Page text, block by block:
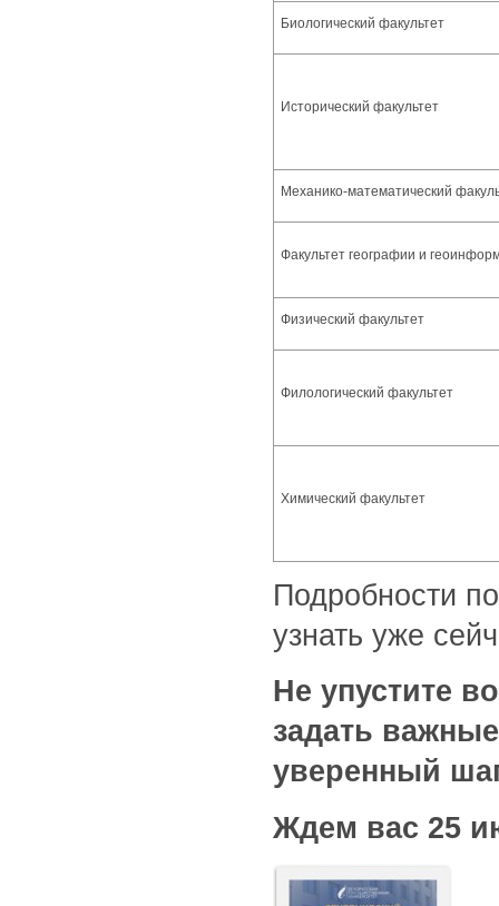
Биологический факультет
Исторический факультет
Механико-математический
Факультет географии и
Физический факультет
Филологический факультет
Химический факультет
Подробности
узнать уже
Не упустите
задать
уверенный
Ждем вас 25